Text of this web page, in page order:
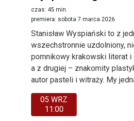
czas: 45 min.
premiera: sobota 7 marca 2026
Stanisław Wyspiański to z
wszechstronnie uzdolniony,
pomnikowy krakowski literat i
a z drugiej – znakomity
autor pasteli i witraży. My
05 WRZ
11:00